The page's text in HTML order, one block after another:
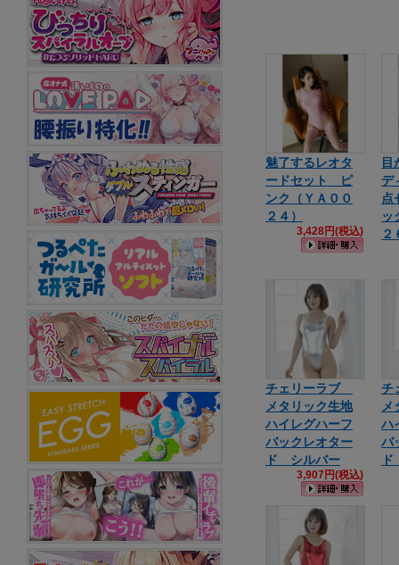
魅了するレオタ
ードセット ピ
ンク（ＹＡ００
２４）
3,428円(税込)
目
デ
点
ッ
２
チェリーラブ
メタリック生地
ハイレグハーフ
バックレオター
ド シルバー
3,907円(税込)
チ
メ
ハ
バ